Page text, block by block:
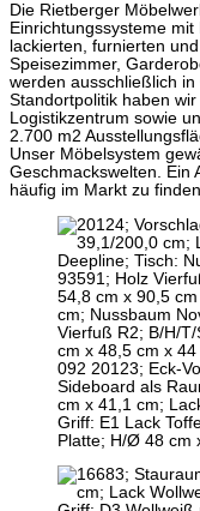
Die Rietberger
Einrichtungssysteme
lackierten, furnierten
Speisezimmer,
werden ausschließlich
Standortpolitik haben
Logistikzentrum sowie
2.700 m2
Unser Möbelsystem
Geschmackswelten. Ein
häufig im Markt zu